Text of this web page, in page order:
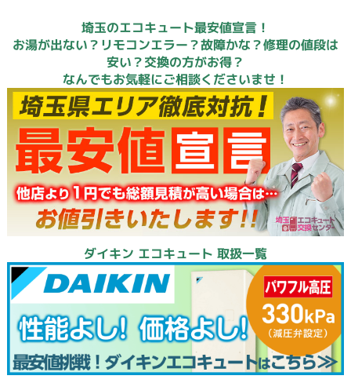
埼玉のエコキュート最安値宣言！
お湯が出ない？リモコンエラー？故障かな？修理の値段は
安い？交換の方がお得？
なんでもお気軽にご相談くださいませ！
ダイキン エコキュート 取扱一覧